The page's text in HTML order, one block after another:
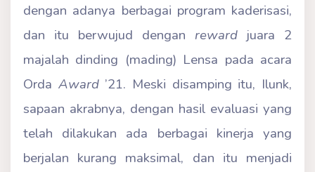
dengan adanya berbagai program kaderisasi,
dan itu berwujud dengan reward juara 2
majalah dinding (mading) Lensa pada acara
Orda Award’21. Meski disamping itu, Ilunk,
sapaan akrabnya, dengan hasil evaluasi yang
telah dilakukan ada berbagai kinerja yang
berjalan kurang maksimal, dan itu menjadi